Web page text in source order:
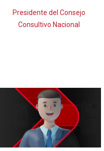
Presidente del Consejo
Consultivo Nacional